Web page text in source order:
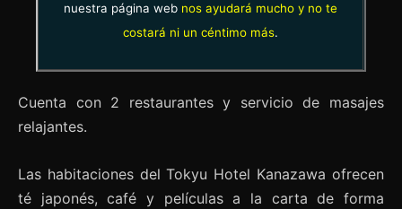
nuestra página web nos ayudará mucho y no te
costará ni un céntimo más.
Cuenta con 2 restaurantes y servicio de masajes
relajantes.
Las habitaciones del Tokyu Hotel Kanazawa ofrecen
té japonés, café y películas a la carta de forma